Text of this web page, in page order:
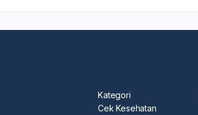
Kategori
Cek Kesehatan